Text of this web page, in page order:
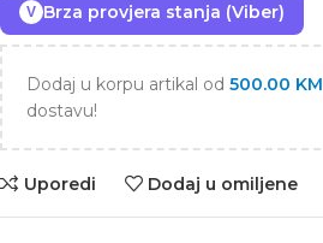
V Brza provjera stanja (Viber)
Dodaj u korpu artikal od 500.00 KM
dostavu!
Uporedi Dodaj u omiljene